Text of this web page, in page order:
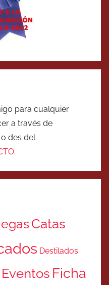
para cualquier
a través de
o des del
.
Catas
Destilados
Eventos Ficha